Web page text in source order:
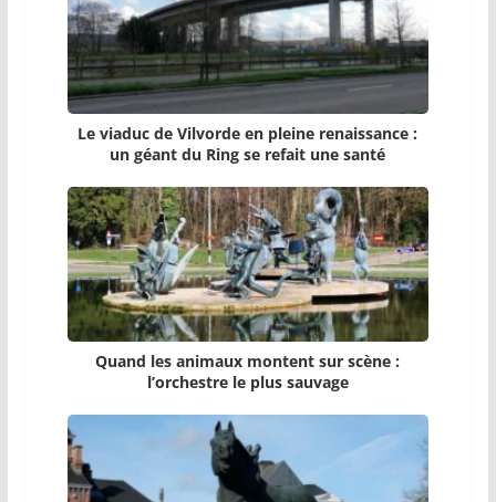
Le viaduc de Vilvorde en pleine renaissance :
un géant du Ring se refait une santé
Quand les animaux montent sur scène :
l’orchestre le plus sauvage